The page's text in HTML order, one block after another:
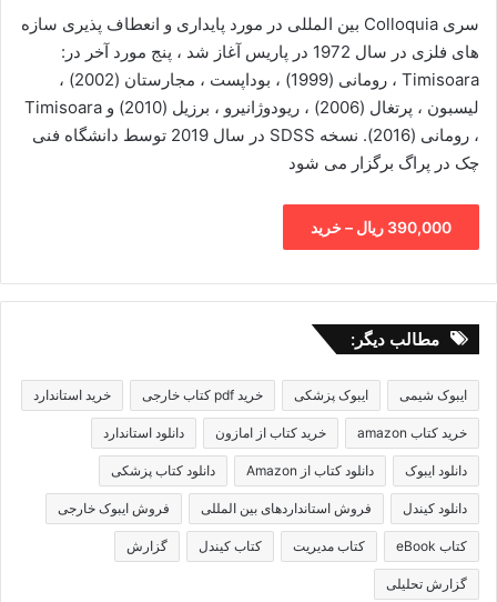
سری Colloquia بین المللی در مورد پایداری و انعطاف پذیری سازه
های فلزی در سال 1972 در پاریس آغاز شد ، پنج مورد آخر در:
Timisoara ، رومانی (1999) ، بوداپست ، مجارستان (2002) ،
لیسبون ، پرتغال (2006) ، ریودوژانیرو ، برزیل (2010) و Timisoara
، رومانی (2016). نسخه SDSS در سال 2019 توسط دانشگاه فنی
چک در پراگ برگزار می شود
390,000 ریال – خرید
مطالب دیگر:
ایبوک شیمی ایبوک پزشکی خرید pdf کتاب خارجی خرید استاندارد
خرید کتاب amazon خرید کتاب از امازون دانلود استاندارد
دانلود ایبوک دانلود کتاب از Amazon دانلود کتاب پزشکی
دانلود کیندل فروش استانداردهای بین المللی فروش ایبوک خارجی
کتاب eBook کتاب مدیریت کتاب کیندل گزارش
گزارش تحلیلی